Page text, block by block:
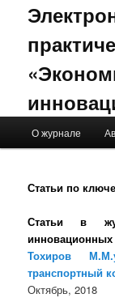
Skip to primary
Skip to
О журнале
Статьи по
Статьи в
инновационных
Тохиров
транспортный
Октябрь, 2018